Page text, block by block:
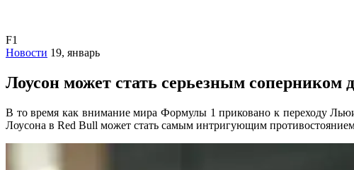
F1
Новости 19, январь
Лоусон может стать серьезным соперником
В то время как внимание мира Формулы 1 приковано к переходу
Лоусона в Red Bull может стать самым интригующим противостоянием